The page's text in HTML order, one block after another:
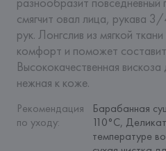
смягчит овал лица, рукава
рук. Лонгслив из мягкой
комфорт и поможет
Высококачественная вискоза
нежная к коже.
Рекомендация
по уходу:
Барабанная
110°C,
температуре